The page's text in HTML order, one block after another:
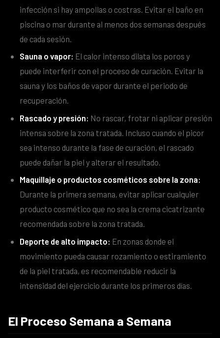
infección si hay ampollas o costras. Evitar el baño en
piscina o mar durante al menos dos semanas después
de cada sesión.
Sauna o vapor: El calor intenso dilata los poros y
puede interferir con el proceso de curación. Evitar la
sauna y los baños de vapor durante el periodo de
recuperación.
Rascado y presión: No rascar, frotar ni aplicar presión
intensa sobre la zona tratada. Incluso cuando el picor
sea intenso durante la fase de curación, el rascado
puede dañar la piel y alterar el resultado.
Maquillaje o productos cosméticos sobre la zona:
Durante la primera semana, evitar aplicar cualquier
producto cosmético que no sea la crema cicatrizante
recomendada sobre la zona tratada.
Deporte de alto impacto: En zonas donde el
movimiento pueda causar rozamiento o estiramiento
de la piel tratada, es recomendable reducir la
intensidad del ejercicio durante los primeros días.
El Proceso Semana a Semana